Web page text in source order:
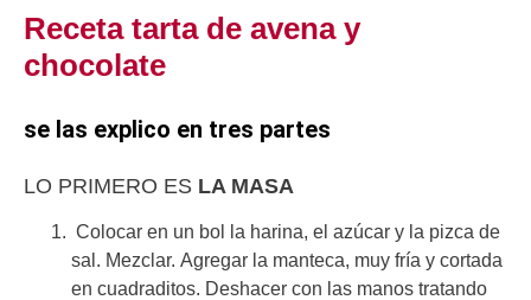
Receta tarta de avena y
chocolate
se las explico en tres partes
LO PRIMERO ES LA MASA
Colocar en un bol la harina, el azúcar y la pizca de
sal. Mezclar. Agregar la manteca, muy fría y cortada
en cuadraditos. Deshacer con las manos tratando